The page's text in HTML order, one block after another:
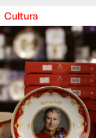
Cultura